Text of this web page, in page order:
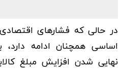
در حالی که فشارهای
اساسی همچنان ادامه دارد،
نهایی شدن افزایش مبلغ